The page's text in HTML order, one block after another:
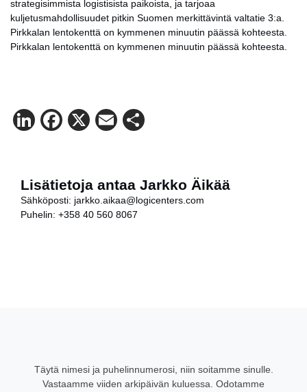
strategisimmista logistisista paikoista, ja tarjoaa
kuljetusmahdollisuudet pitkin Suomen merkittävintä valtatie 3:a.
Pirkkalan lentokenttä on kymmenen minuutin päässä kohteesta.
Pirkkalan lentokenttä on kymmenen minuutin päässä kohteesta.
LinkedIn
Facebook
X Email
Lisätietoja antaa Jarkko Äikää
Sähköposti: jarkko.aikaa@logicenters.com
Puhelin: +358 40 560 8067
Täytä nimesi ja puhelinnumerosi, niin soitamme sinulle.
Vastaamme viiden arkipäivän kuluessa. Odotamme